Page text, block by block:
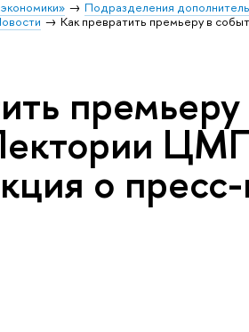
Подразделения
Как превратить премьеру в
премьеру
о пресс-